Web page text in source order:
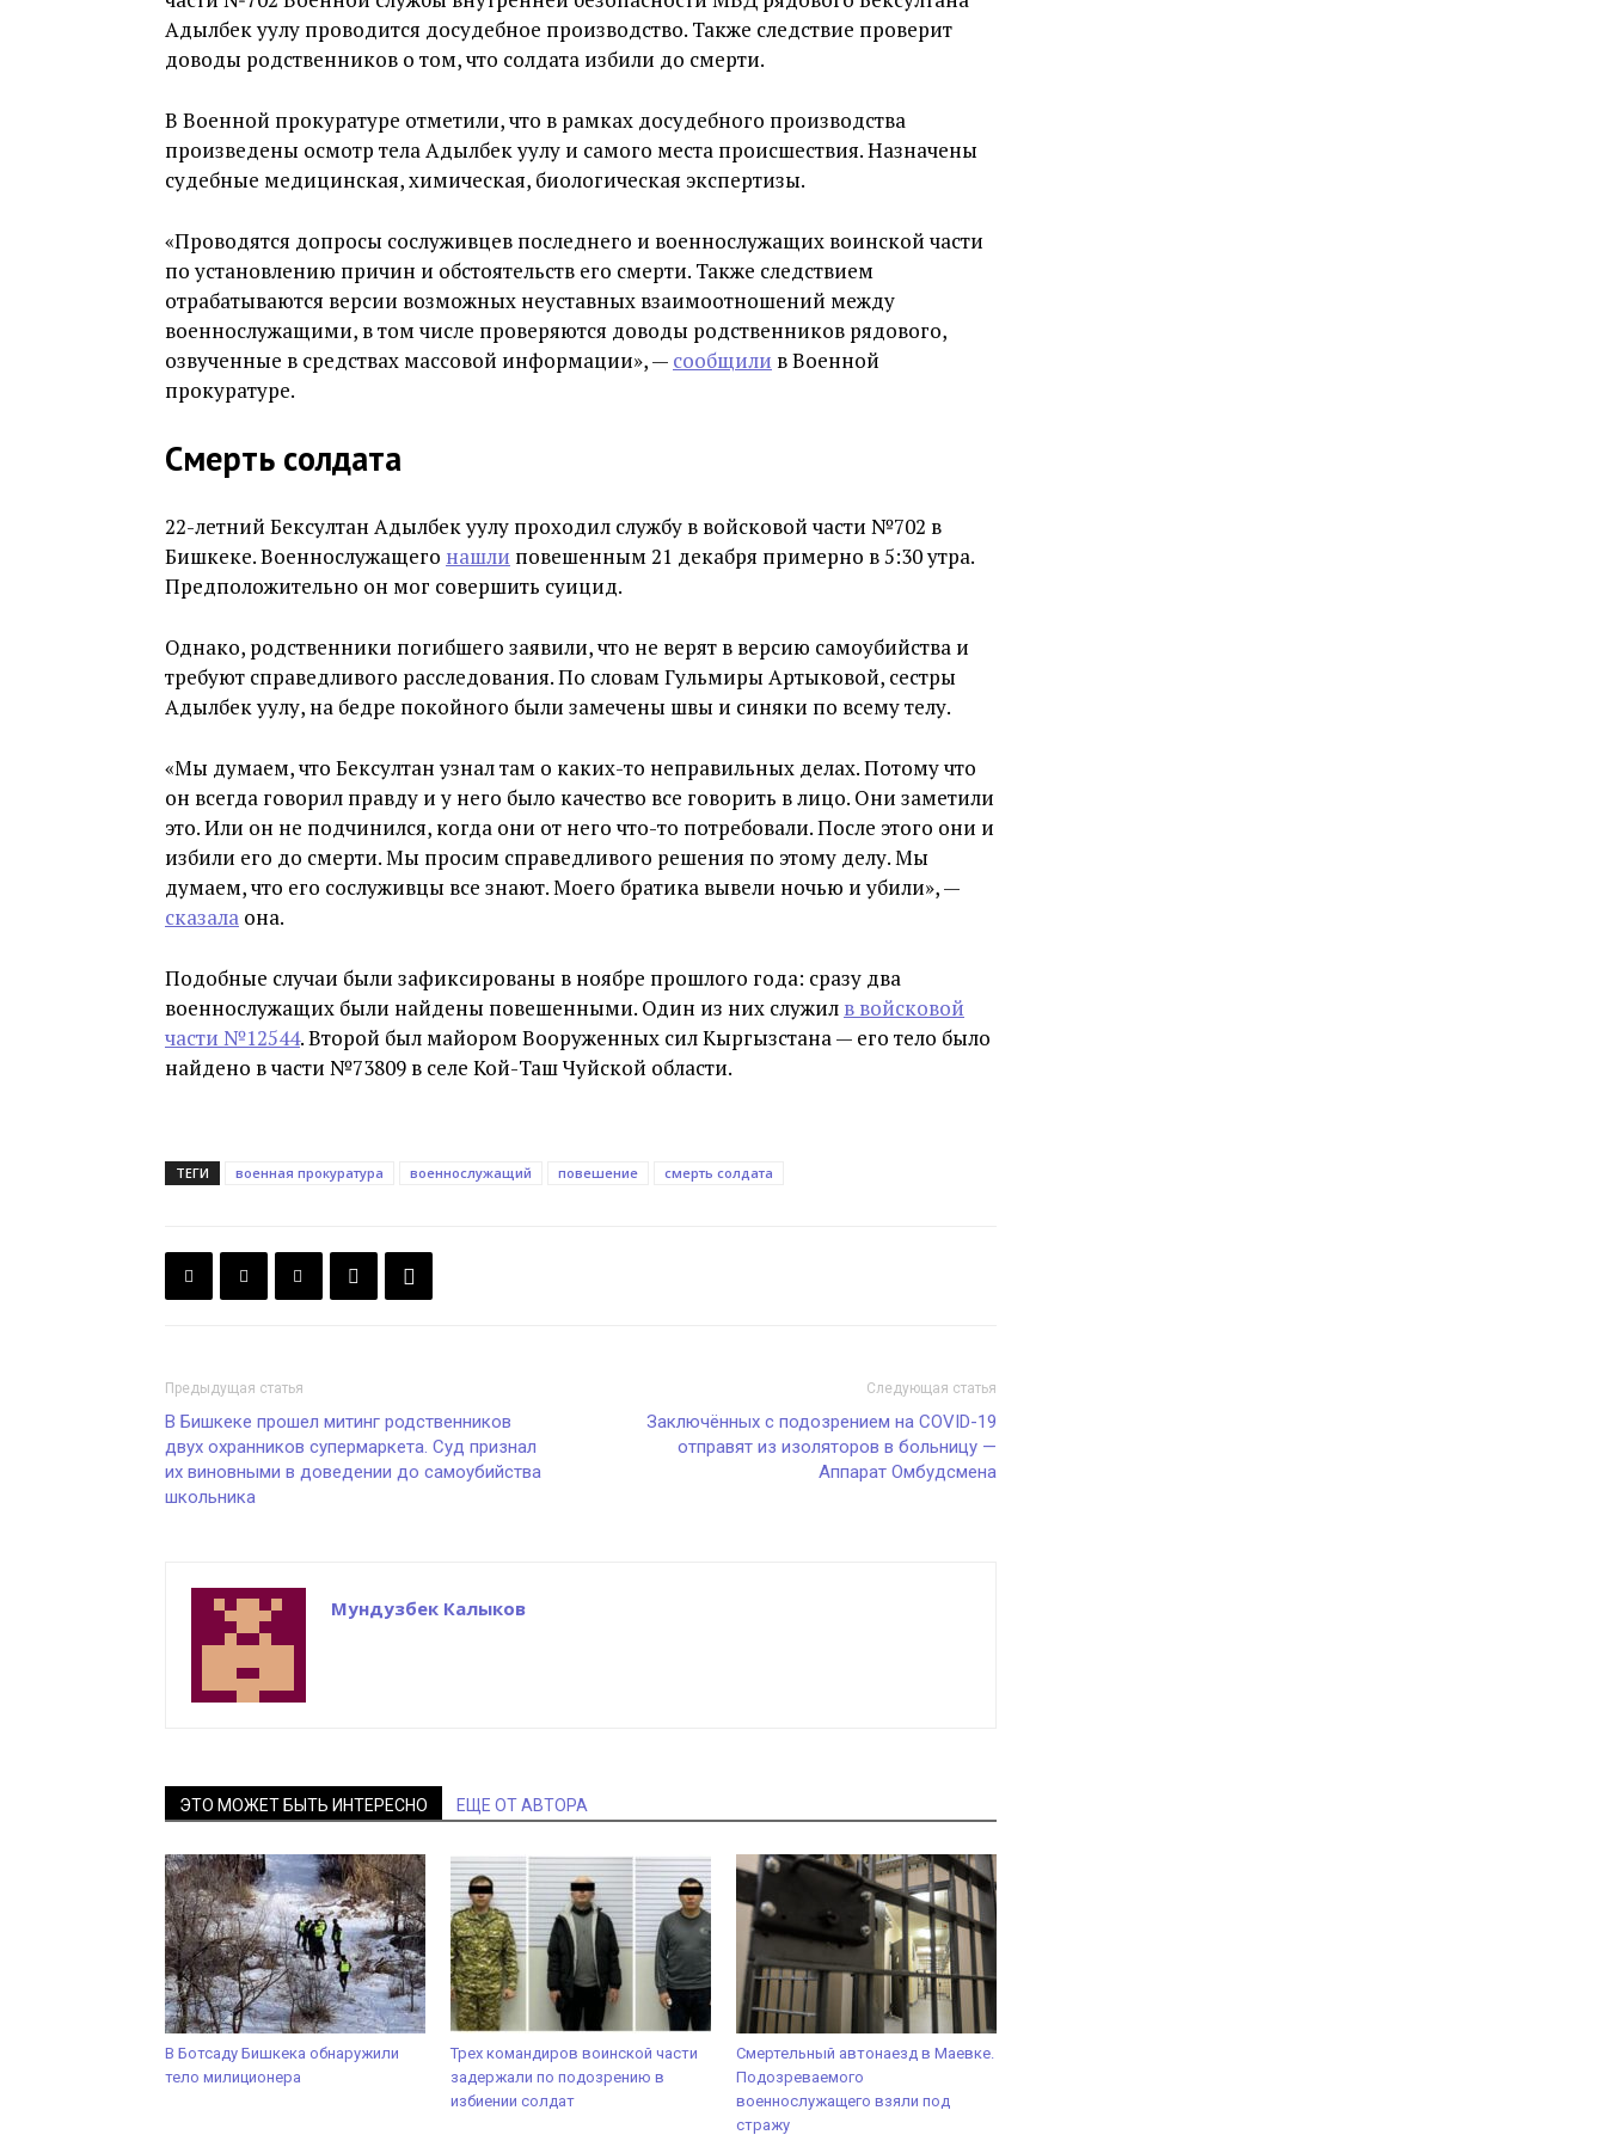
Адылбек уулу проводится досудебное производство. Также следствие проверит
доводы родственников о том, что солдата избили до смерти.
В Военной прокуратуре отметили, что в рамках досудебного производства
произведены осмотр тела Адылбек уулу и самого места происшествия. Назначены
судебные медицинская, химическая, биологическая экспертизы.
«Проводятся допросы сослуживцев последнего и военнослужащих воинской части
по установлению причин и обстоятельств его смерти. Также следствием
отрабатываются версии возможных неуставных взаимоотношений между
военнослужащими, в том числе проверяются доводы родственников рядового,
озвученные в средствах массовой информации», — сообщили в Военной
прокуратуре.
Смерть солдата
22-летний Бексултан Адылбек уулу проходил службу в войсковой части №702 в
Бишкеке. Военнослужащего нашли повешенным 21 декабря примерно в 5:30 утра.
Предположительно он мог совершить суицид.
Однако, родственники погибшего заявили, что не верят в версию самоубийства и
требуют справедливого расследования. По словам Гульмиры Артыковой, сестры
Адылбек уулу, на бедре покойного были замечены швы и синяки по всему телу.
«Мы думаем, что Бексултан узнал там о каких-то неправильных делах. Потому что
он всегда говорил правду и у него было качество все говорить в лицо. Они заметили
это. Или он не подчинился, когда они от него что-то потребовали. После этого они и
избили его до смерти. Мы просим справедливого решения по этому делу. Мы
думаем, что его сослуживцы все знают. Моего братика вывели ночью и убили», —
сказала она.
Подобные случаи были зафиксированы в ноябре прошлого года: сразу два
военнослужащих были найдены повешенными. Один из них служил в войсковой
части №12544. Второй был майором Вооруженных сил Кыргызстана — его тело было
найдено в части №73809 в селе Кой-Таш Чуйской области.
ТЕГИ военная прокуратура военнослужащий повешение смерть солдата
Предыдущая статья
В Бишкеке прошел митинг родственников
двух охранников супермаркета. Суд признал
их виновными в доведении до самоубийства
школьника
Следующая статья
Заключённых с подозрением на COVID-19
отправят из изоляторов в больницу —
Аппарат Омбудсмена
Мундузбек Калыков
ЭТО МОЖЕТ БЫТЬ ИНТЕРЕСНО ЕЩЕ ОТ АВТОРА
В Ботсаду Бишкека обнаружили
тело милиционера
Трех командиров воинской части
задержали по подозрению в
избиении солдат
Смертельный автонаезд в Маевке.
Подозреваемого
военнослужащего взяли под
стражу